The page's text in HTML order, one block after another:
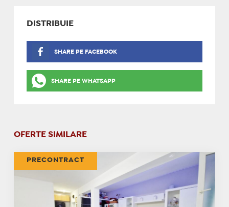
DISTRIBUIE
SHARE PE FACEBOOK
SHARE PE WHATSAPP
OFERTE SIMILARE
PRECONTRACT